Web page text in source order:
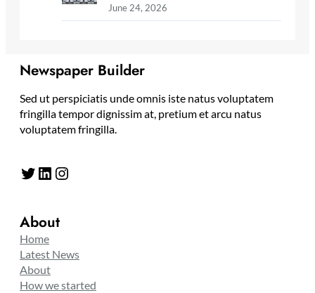
June 24, 2026
Newspaper Builder
Sed ut perspiciatis unde omnis iste natus voluptatem
fringilla tempor dignissim at, pretium et arcu natus
voluptatem fringilla.
Twitter LinkedIn Instagram
About
Home
Latest News
About
How we started